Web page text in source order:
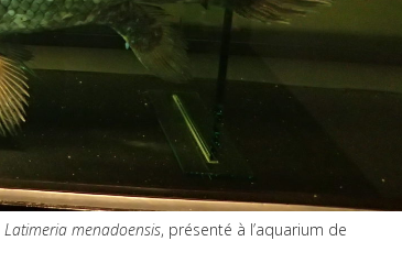
Latimeria menadoensis, présenté à l’aquarium de